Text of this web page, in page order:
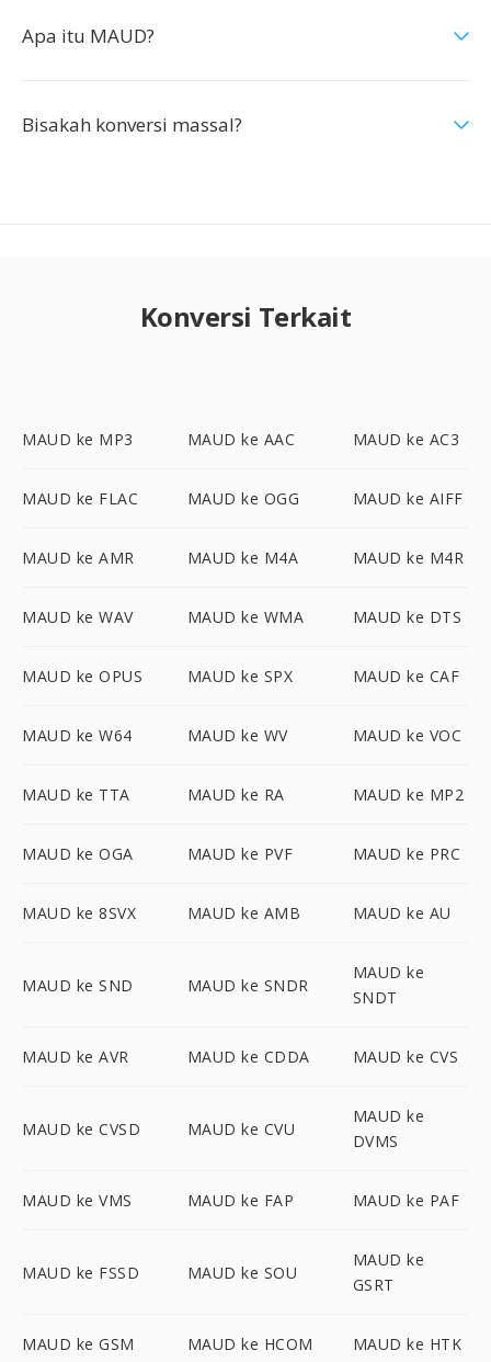
Apa itu MAUD?
Bisakah konversi massal?
Konversi Terkait
MAUD ke MP3 MAUD ke AAC MAUD ke AC3
MAUD ke FLAC MAUD ke OGG MAUD ke AIFF
MAUD ke AMR MAUD ke M4A MAUD ke M4R
MAUD ke WAV MAUD ke WMA MAUD ke DTS
MAUD ke OPUS MAUD ke SPX MAUD ke CAF
MAUD ke W64 MAUD ke WV MAUD ke VOC
MAUD ke TTA MAUD ke RA MAUD ke MP2
MAUD ke OGA MAUD ke PVF MAUD ke PRC
MAUD ke 8SVX MAUD ke AMB MAUD ke AU
MAUD ke SND MAUD ke SNDR
MAUD ke
SNDT
MAUD ke AVR MAUD ke CDDA MAUD ke CVS
MAUD ke CVSD MAUD ke CVU
MAUD ke
DVMS
MAUD ke VMS MAUD ke FAP MAUD ke PAF
MAUD ke FSSD MAUD ke SOU
MAUD ke
GSRT
MAUD ke GSM MAUD ke HCOM MAUD ke HTK